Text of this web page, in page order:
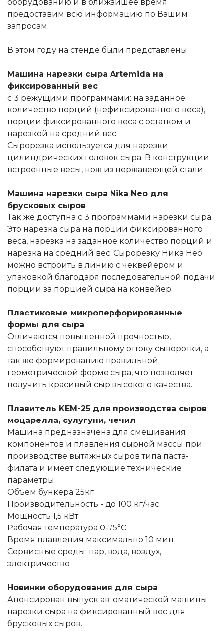
оборудованию и в ближайшее время
предоставим всю информацию по Вашим
запросам.
В этом году на стенде были представлены:
Машина нарезки сыра Artemida на
фиксированный вес
с 3 режущими программами: на заданное
количество порций (нефиксированного веса),
порции фиксированного веса с остатком и
нарезкой на средний вес.
Сырорезка используется для нарезки
цилиндрических головок сыра. В конструкции
встроенные весы, нож из нержавеющей стали.
Машина нарезки сыра Nika Neo для
брусковых сыров
Так же доступна с 3 программами нарезки сыра.
Это нарезка сыра на порции фиксированного
веса, нарезка на заданное количество порций и
нарезка на средний вес. Сырорезку Ника Нео
можно встроить в линию с чеквейером и
упаковкой благодаря последовательной подачи
порции за порцией сыра на конвейер.
Пластиковые микроперфорированные
формы для сыра
Отличаются повышенной прочностью,
способствуют правильному оттоку сыворотки, а
так же формированию правильной
геометрической форме сыра, что позволяет
получить красивый сыр высокого качества.
Плавитель KEM-25 для производства сыров
моцарелла, сулугуни, чечил
Машина предназначена для смешивания
компонентов и плавления сырной массы при
производстве вытяжных сыров типа паста-
филата и имеет следующие технические
параметры:
Объем бункера 25кг
Производительность - до 100 кг/час
Мощность 1,5 кВт
Рабочая температура 0-75°С
Время плавления максимально 10 мин
Сервисные среды: пар, вода, воздух,
электричество
Новинки оборудования для сыра
Анонсирован выпуск автоматической машины
нарезки сыра на фиксированный вес для
брусковых сыров.